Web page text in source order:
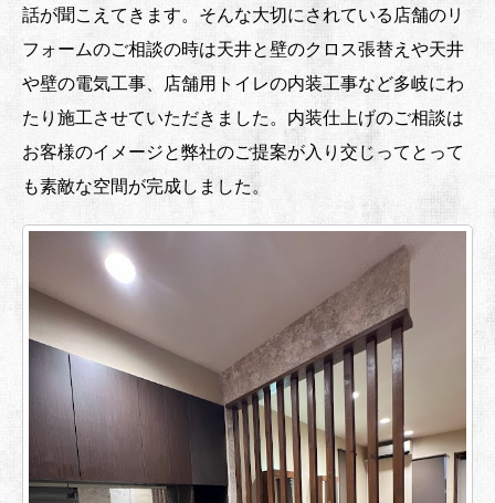
話が聞こえてきます。そんな大切にされている店舗のリ
フォームのご相談の時は天井と壁のクロス張替えや天井
や壁の電気工事、店舗用トイレの内装工事など多岐にわ
たり施工させていただきました。内装仕上げのご相談は
お客様のイメージと弊社のご提案が入り交じってとって
も素敵な空間が完成しました。